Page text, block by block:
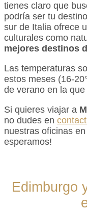
tienes claro que
podría ser tu
sur de Italia ofrece
culturales como
mejores destinos
Las temperaturas
estos meses (16-
de verano en la
Si quieres viajar a
no dudes en
nuestras oficinas
esperamos!
Edimburgo